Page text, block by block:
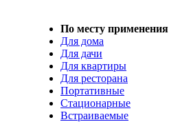
По месту применения
Для дома
Для дачи
Для квартиры
Для ресторана
Портативные
Стационарные
Встраиваемые